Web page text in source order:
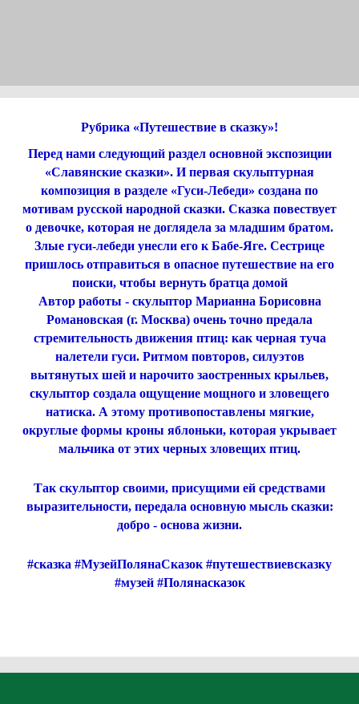
Рубрика «Путешествие в сказку»!
Перед нами следующий раздел основной экспозиции
«Славянские сказки». И первая скульптурная
композиция в разделе «Гуси-Лебеди» создана по
мотивам русской народной сказки. Сказка повествует
о девочке, которая не доглядела за младшим братом.
Злые гуси-лебеди унесли его к Бабе-Яге. Сестрице
пришлось отправиться в опасное путешествие на его
поиски, чтобы вернуть братца домой
Автор работы - скульптор Марианна Борисовна
Романовская (г. Москва) очень точно предала
стремительность движения птиц: как черная туча
налетели гуси. Ритмом повторов, силуэтов
вытянутых шей и нарочито заостренных крыльев,
скульптор создала ощущение мощного и зловещего
натиска. А этому противопоставлены мягкие,
округлые формы кроны яблоньки, которая укрывает
мальчика от этих черных зловещих птиц.
Так скульптор своими, присущими ей средствами
выразительности, передала основную мысль сказки:
добро - основа жизни.
#сказка #МузейПолянаСказок #путешествиевсказку
#музей #Полянасказок